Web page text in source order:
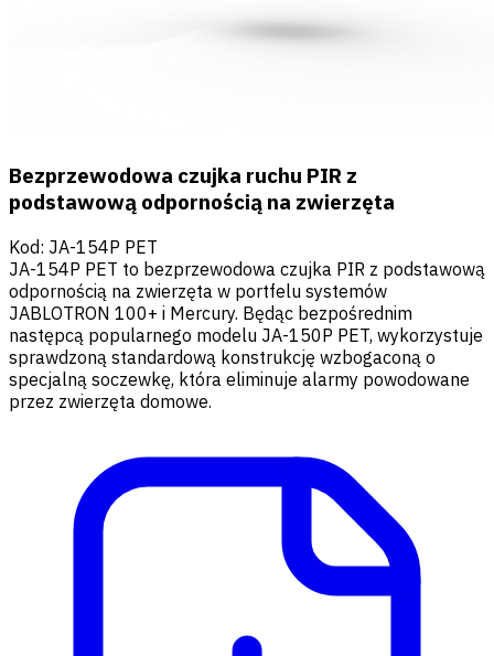
Bezprzewodowa czujka ruchu PIR z
podstawową odpornością na zwierzęta
Kod: JA-154P PET
JA-154P PET to bezprzewodowa czujka PIR z podstawową
odpornością na zwierzęta w portfelu systemów
JABLOTRON 100+ i Mercury. Będąc bezpośrednim
następcą popularnego modelu JA-150P PET, wykorzystuje
sprawdzoną standardową konstrukcję wzbogaconą o
specjalną soczewkę, która eliminuje alarmy powodowane
przez zwierzęta domowe.